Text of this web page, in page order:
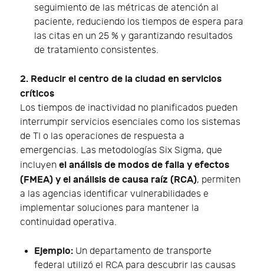
seguimiento de las métricas de atención al
paciente, reduciendo los tiempos de espera para
las citas en un 25 % y garantizando resultados
de tratamiento consistentes.
2. Reducir el centro de la ciudad en servicios
críticos
Los tiempos de inactividad no planificados pueden
interrumpir servicios esenciales como los sistemas
de TI o las operaciones de respuesta a
emergencias. Las metodologías Six Sigma, que
incluyen el análisis de modos de falla y efectos
(FMEA) y el análisis de causa raíz (RCA), permiten
a las agencias identificar vulnerabilidades e
implementar soluciones para mantener la
continuidad operativa.
Ejemplo: Un departamento de transporte
federal utilizó el RCA para descubrir las causas